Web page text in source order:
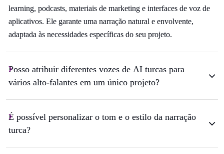
learning, podcasts, materiais de marketing e interfaces de voz de
aplicativos. Ele garante uma narração natural e envolvente,
adaptada às necessidades específicas do seu projeto.
Posso atribuir diferentes vozes de AI turcas para
vários alto-falantes em um único projeto?
É possível personalizar o tom e o estilo da narração
turca?